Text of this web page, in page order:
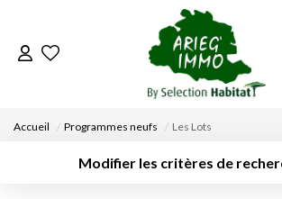
ACCUEIL
Accueil Programmes neufs Les Lots
Modifier les critères de